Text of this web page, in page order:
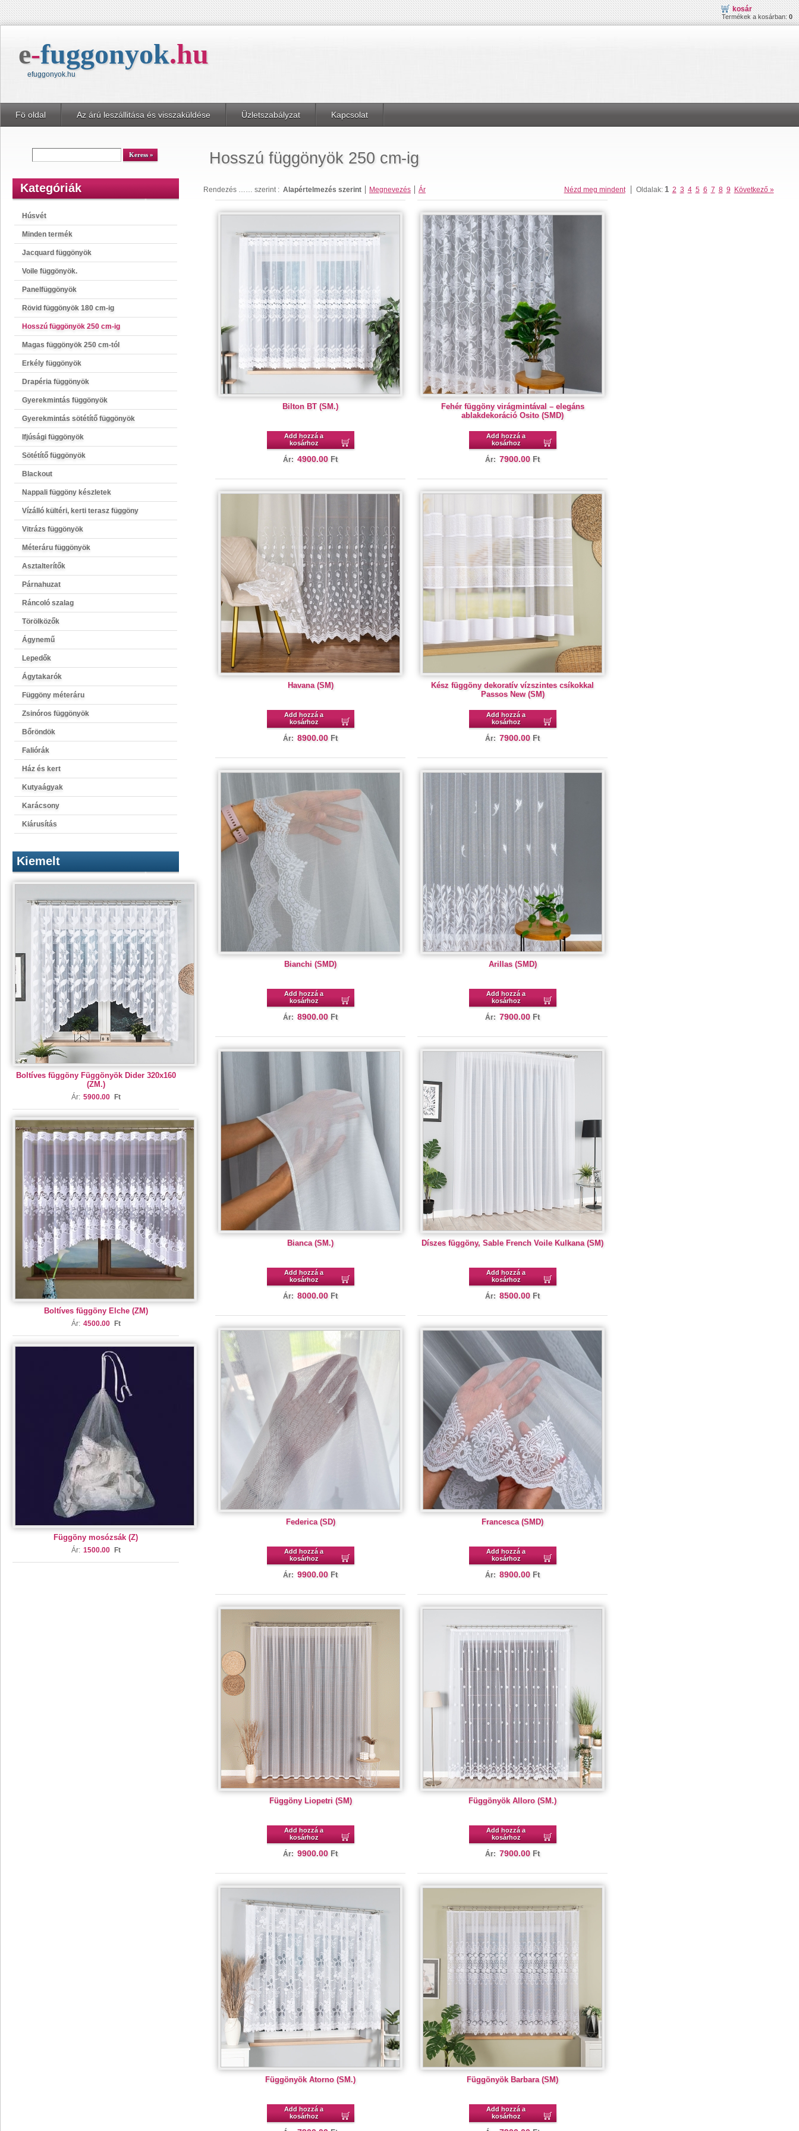
kosár
Termékek a kosárban:0
e-fuggonyok.hu
efuggonyok.hu
Fö oldal Az árú leszállitása és visszaküldése Üzletszabályzat Kapcsolat
Kategóriák
Húsvét
Minden termék
Jacquard függönyök
Voile függönyök.
Panelfüggönyök
Rövid függönyök 180 cm-ig
Hosszú függönyök 250 cm-ig
Magas függönyök 250 cm-tól
Erkély függönyök
Drapéria függönyök
Gyerekmintás függönyök
Gyerekmintás sötétítő függönyök
Ifjúsági függönyök
Sötétítő függönyök
Blackout
Nappali függöny készletek
Vízálló kültéri, kerti terasz függöny
Vitrázs függönyök
Méteráru függönyök
Asztalterítők
Párnahuzat
Ráncoló szalag
Törölközők
Ágynemű
Lepedők
Ágytakarók
Függöny méteráru
Zsinóros függönyök
Bőröndök
Faliórák
Ház és kert
Kutyaágyak
Karácsony
Kiárusítás
Kiemelt
Boltíves függöny Függönyök Dider 320x160
(ZM.)
Ár: 5900.00 Ft
Boltíves függöny Elche (ZM)
Ár: 4500.00 Ft
Függöny mosózsák (Z)
Ár: 1500.00 Ft
Hosszú függönyök 250 cm-ig
Rendezés …… szerint : Alapértelmezés szerint Megnevezés Ár Nézd meg mindent Oldalak: 1 2 3 4 5 6 7 8 9 Következő »
Bilton BT (SM.)
Add hozzá a
kosárhoz
Ár: 4900.00 Ft
Fehér függöny virágmintával – elegáns
ablakdekoráció Osito (SMD)
Add hozzá a
kosárhoz
Ár: 7900.00 Ft
Havana (SM)
Add hozzá a
kosárhoz
Ár: 8900.00 Ft
Kész függöny dekoratív vízszintes csíkokkal
Passos New (SM)
Add hozzá a
kosárhoz
Ár: 7900.00 Ft
Bianchi (SMD)
Add hozzá a
kosárhoz
Ár: 8900.00 Ft
Arillas (SMD)
Add hozzá a
kosárhoz
Ár: 7900.00 Ft
Bianca (SM.)
Add hozzá a
kosárhoz
Ár: 8000.00 Ft
Díszes függöny, Sable French Voile Kulkana (SM)
Add hozzá a
kosárhoz
Ár: 8500.00 Ft
Federica (SD)
Add hozzá a
kosárhoz
Ár: 9900.00 Ft
Francesca (SMD)
Add hozzá a
kosárhoz
Ár: 8900.00 Ft
Függöny Liopetri (SM)
Add hozzá a
kosárhoz
Ár: 9900.00 Ft
Függönyök Alloro (SM.)
Add hozzá a
kosárhoz
Ár: 7900.00 Ft
Függönyök Atorno (SM.)
Add hozzá a
kosárhoz
Függönyök Barbara (SM)
Add hozzá a
kosárhoz